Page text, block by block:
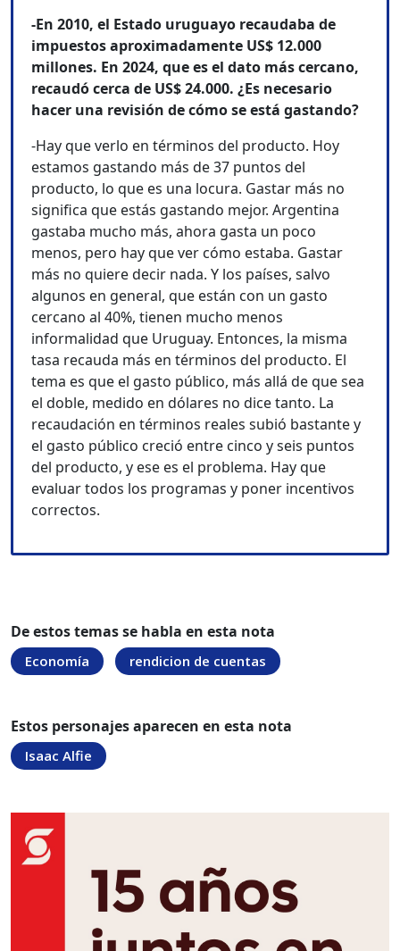
-En 2010, el Estado uruguayo recaudaba de
impuestos aproximadamente US$ 12.000
millones. En 2024, que es el dato más cercano,
recaudó cerca de US$ 24.000. ¿Es necesario
hacer una revisión de cómo se está gastando?
-Hay que verlo en términos del producto. Hoy
estamos gastando más de 37 puntos del
producto, lo que es una locura. Gastar más no
significa que estás gastando mejor. Argentina
gastaba mucho más, ahora gasta un poco
menos, pero hay que ver cómo estaba. Gastar
más no quiere decir nada. Y los países, salvo
algunos en general, que están con un gasto
cercano al 40%, tienen mucho menos
informalidad que Uruguay. Entonces, la misma
tasa recauda más en términos del producto. El
tema es que el gasto público, más allá de que sea
el doble, medido en dólares no dice tanto. La
recaudación en términos reales subió bastante y
el gasto público creció entre cinco y seis puntos
del producto, y ese es el problema. Hay que
evaluar todos los programas y poner incentivos
correctos.
De estos temas se habla en esta nota
Economía rendicion de cuentas
Estos personajes aparecen en esta nota
Isaac Alfie